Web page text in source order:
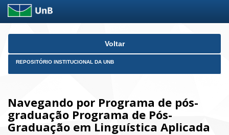
Skip
Voltar
REPOSITÓRIO INSTITUCIONAL DA UNB
Navegando por Programa de pós-
graduação Programa de Pós-
Graduação em Linguística Aplicada